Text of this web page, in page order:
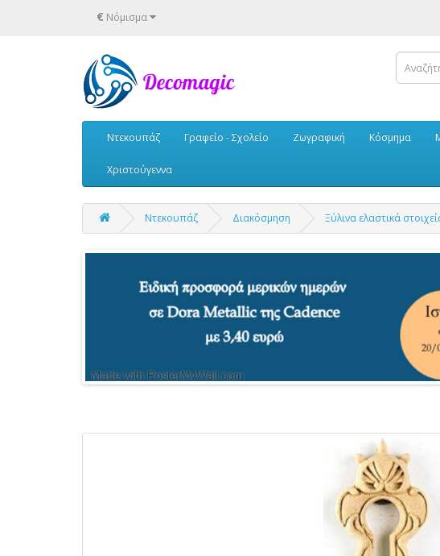
€ Νόμισμα
Ντεκουπάζ Γραφείο - Σχολείο Ζωγραφική Κόσμημα
Χριστούγεννα
Ντεκουπάζ Διακόσμηση Ξύλινα ελαστικά